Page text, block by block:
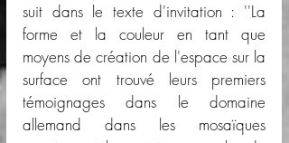
suit dans le texte d'invitation : ''La
forme et la couleur en tant que
moyens de création de l'espace sur la
surface ont trouvé leurs premiers
témoignages dans le domaine
allemand dans les mosaïques